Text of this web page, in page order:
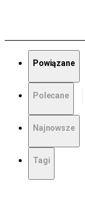
Powiązane
Polecane
Najnowsze
Tagi